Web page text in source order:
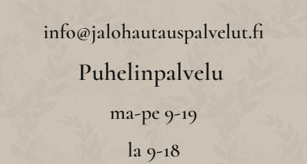
info@jalohautauspalvelut.fi
Puhelinpalvelu
ma-pe 9-19
la 9-18